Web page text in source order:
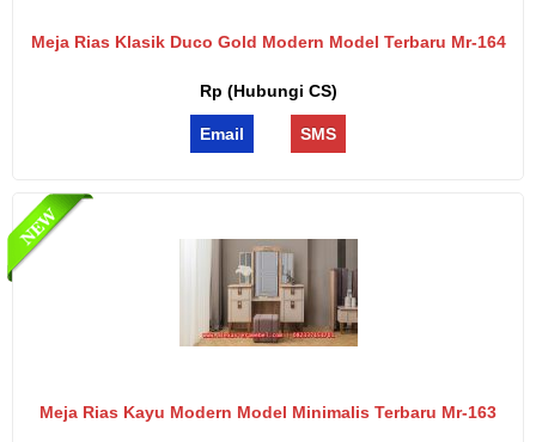
Meja Rias Klasik Duco Gold Modern Model Terbaru Mr-164
Rp (Hubungi CS)
Email SMS
Meja Rias Kayu Modern Model Minimalis Terbaru Mr-163